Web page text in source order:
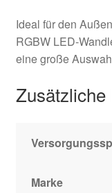
Ideal für den
RGBW LED-
eine große
Zusätzliche
Marke